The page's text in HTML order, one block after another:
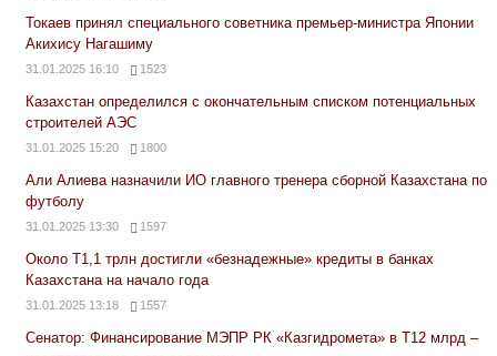
Токаев принял специального советника премьер-министра Японии
Акихису Нагашиму
31.01.2025 16:10 1523
Казахстан определился с окончательным списком потенциальных
строителей АЭС
31.01.2025 15:20 1800
Али Алиева назначили ИО главного тренера сборной Казахстана по
футболу
31.01.2025 13:30 1597
Около Т1,1 трлн достигли «безнадежные» кредиты в банках
Казахстана на начало года
31.01.2025 13:18 1557
Сенатор: Финансирование МЭПР РК «Казгидромета» в Т12 млрд –